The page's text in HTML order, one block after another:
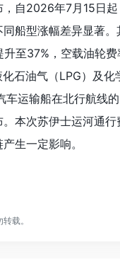
自2026年7月15日
船型涨幅差异显著
至37%，空载油轮
石油气（LPG）及
车运输船在北行航线
本次苏伊士运河通
生一定影响。
载。